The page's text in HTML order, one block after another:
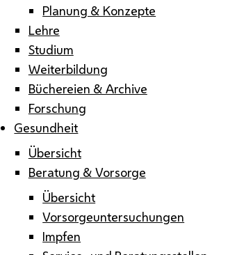
Planung & Konzepte
Lehre
Studium
Weiterbildung
Büchereien & Archive
Forschung
Gesundheit
Übersicht
Beratung & Vorsorge
Übersicht
Vorsorgeuntersuchungen
Impfen